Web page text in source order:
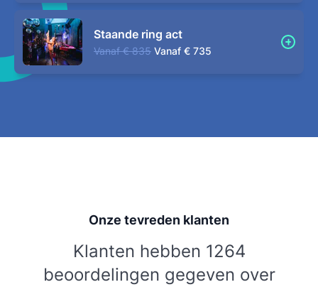
Staande ring act
Vanaf € 835 Vanaf € 735
Onze tevreden klanten
Klanten hebben 1264
beoordelingen gegeven over